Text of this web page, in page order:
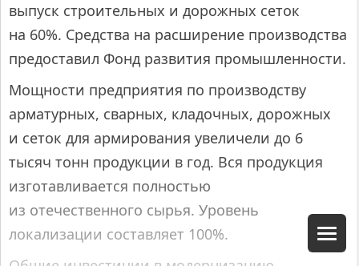
выпуск строительных и дорожных сеток
на 60%. Средства на расширение производства
предоставил Фонд развития промышленности.
Мощности предприятия по производству
арматурных, сварных, кладочных, дорожных
и сеток для армирования увеличели до 6
тысяч тонн продукции в год. Вся продукция
изготавливается полностью
из отечественного сырья. Уровень
локализации составляет 100%.